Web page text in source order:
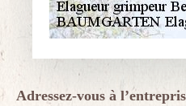
Adressez-vous à